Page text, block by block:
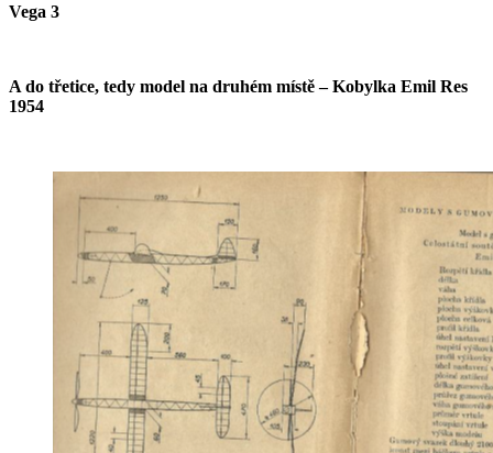
Vega 3
A do třetice, tedy model na druhém místě – Kobylka Emil Res
1954